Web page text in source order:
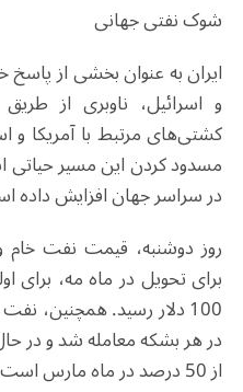
شوک نفتی جهانی
ایران به عنوان بخشی از پاسخ
و اسرائیل، ناوبری از
کشتی‌های مرتبط با آمریکا و
مسدود کردن این مسیر حیاتی
در سراسر جهان افزایش داده
روز دوشنبه، قیمت نفت خام
در هر بشکه معامله شد و در
از 50 درصد در ماه مارس است.